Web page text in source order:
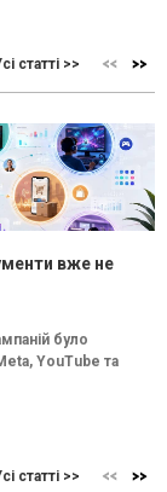
статті >>
вже не
було
YouTube та
статті >>